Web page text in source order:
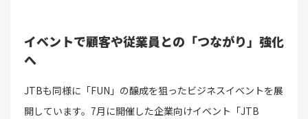
イベントで顧客や従業員との「つながり」強化
へ
JTBも同様に「FUN」の醸成を狙ったビジネスイベントを展
開しています。7月に開催した企業向けイベント「JTB